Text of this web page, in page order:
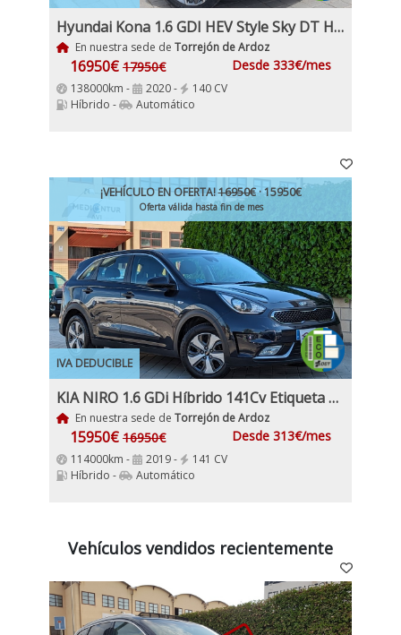
Hyundai Kona 1.6 GDI HEV Style Sky DT Hybrido Etiqueta ECO IVA y Garantía Incl
En nuestra sede de Torrejón de Ardoz
16950€ 17950€ Desde 333€/mes
138000km - 2020 -
140 CV
Híbrido -
Automático
IVA DEDUCIBLE
¡VEHÍCULO EN OFERTA!16950€· 15950€
Oferta válida hasta fin de mes
KIA NIRO 1.6 GDi Híbrido 141Cv Etiqueta ECO
En nuestra sede de Torrejón de Ardoz
15950€ 16950€ Desde 313€/mes
114000km - 2019 -
141 CV
Híbrido -
Automático
Vehículos vendidos recientemente